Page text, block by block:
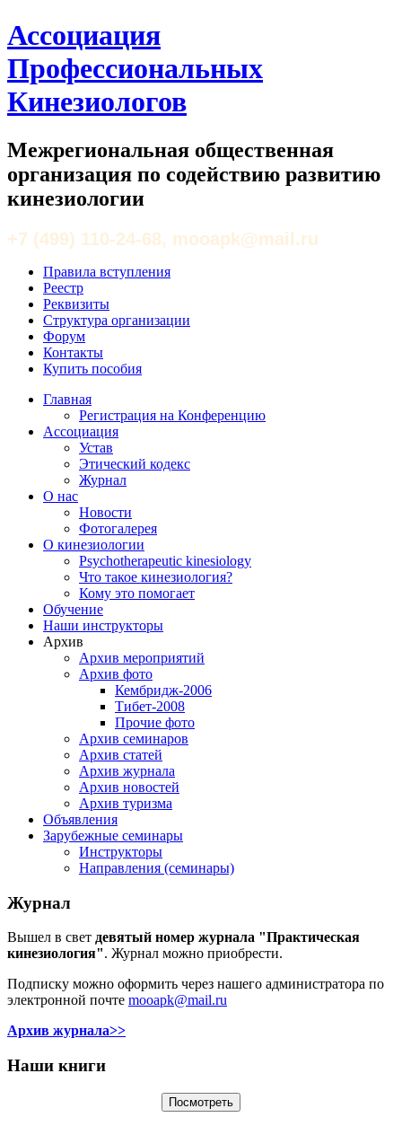
Ассоциация
Профессиональных
Кинезиологов
Межрегиональная общественная
организация по содействию развитию
кинезиологии
+7 (499) 110-24-68, mooapk@mail.ru
Правила вступления
Реестр
Реквизиты
Структура организации
Форум
Контакты
Купить пособия
Главная
Регистрация на Конференцию
Ассоциация
Устав
Этический кодекс
Журнал
О нас
Новости
Фотогалерея
О кинезиологии
Psychotherapeutic kinesiology
Что такое кинезиология?
Кому это помогает
Обучение
Наши инструкторы
Архив
Архив мероприятий
Архив фото
Кембридж-2006
Тибет-2008
Прочие фото
Архив семинаров
Архив статей
Архив журнала
Архив новостей
Архив туризма
Объявления
Зарубежные семинары
Инструкторы
Направления (семинары)
Журнал
Вышел в свет девятый номер журнала "Практическая
кинезиология". Журнал можно приобрести.
Подписку можно оформить через нашего администратора по
электронной почте mooapk@mail.ru
Архив журнала>>
Наши книги